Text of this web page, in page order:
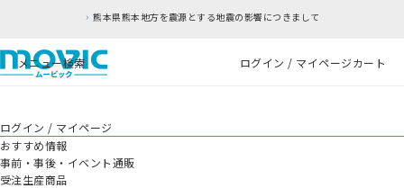
熊本県熊本地方を震源とする地震の影響につきまして
メニュー検索 ログイン / マイページカート
ログイン / マイページ
おすすめ情報
事前・事後・イベント通販
受注生産商品